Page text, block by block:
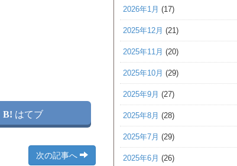
はてブ
次の記事へ
2026年1月 (17)
2025年12月 (21)
2025年11月 (20)
2025年10月 (29)
2025年9月 (27)
2025年8月 (28)
2025年7月 (29)
2025年6月 (26)